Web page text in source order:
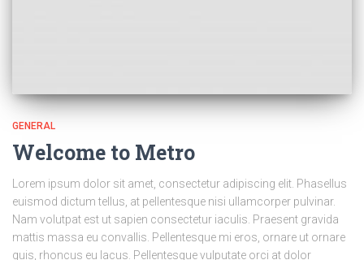
GENERAL
Welcome to Metro
Lorem ipsum dolor sit amet, consectetur adipiscing elit. Phasellus
euismod dictum tellus, at pellentesque nisi ullamcorper pulvinar.
Nam volutpat est ut sapien consectetur iaculis. Praesent gravida
mattis massa eu convallis. Pellentesque mi eros, ornare ut ornare
quis, rhoncus eu lacus. Pellentesque vulputate orci at dolor